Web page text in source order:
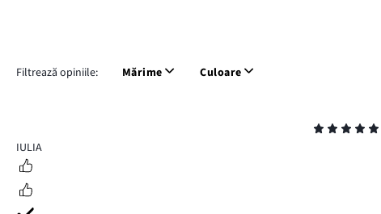
Filtrează opiniile: Mărime Culoare
5
IULIA